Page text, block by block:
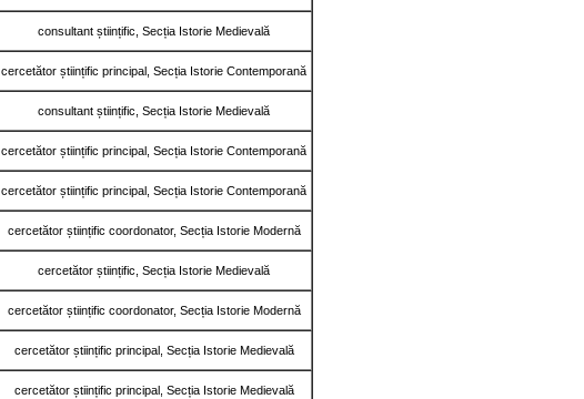
consultant științific, Secția Istorie Medievală
cercetător științific principal, Secția Istorie Contemporană
consultant științific, Secția Istorie Medievală
cercetător științific principal, Secția Istorie Contemporană
cercetător științific principal, Secția Istorie Contemporană
cercetător științific coordonator, Secția Istorie Modernă
cercetător științific, Secția Istorie Medievală
cercetător științific coordonator, Secția Istorie Modernă
cercetător științific principal, Secția Istorie Medievală
cercetător științific principal, Secția Istorie Medievală